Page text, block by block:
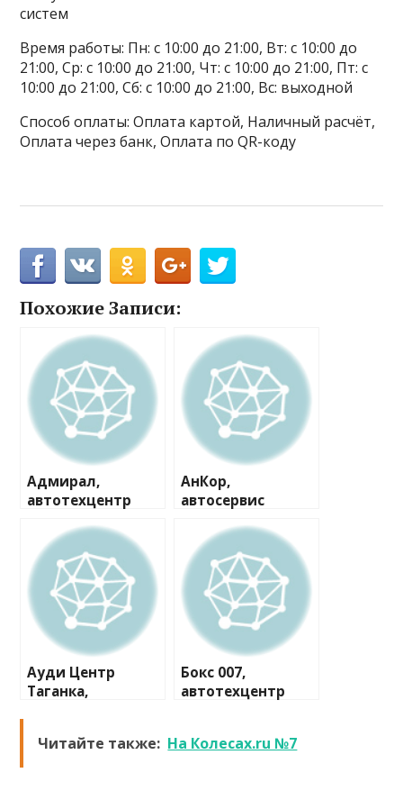
систем
Время работы: Пн: с 10:00 до 21:00, Вт: с 10:00 до
21:00, Ср: с 10:00 до 21:00, Чт: с 10:00 до 21:00, Пт: с
10:00 до 21:00, Сб: с 10:00 до 21:00, Вс: выходной
Способ оплаты: Оплата картой, Наличный расчёт,
Оплата через банк, Оплата по QR-коду
Похожие Записи:
Адмирал,
автотехцентр
АнКор,
автосервис
Ауди Центр
Таганка,
Бокс 007,
автотехцентр
Читайте также: На Колесах.ru №7